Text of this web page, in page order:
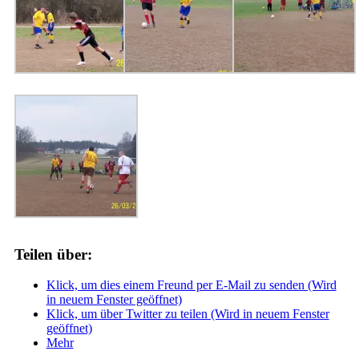
Teilen über:
Klick, um dies einem Freund per E-Mail zu senden (Wird
in neuem Fenster geöffnet)
Klick, um über Twitter zu teilen (Wird in neuem Fenster
geöffnet)
Mehr